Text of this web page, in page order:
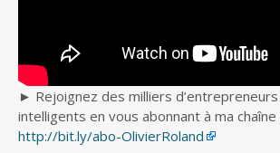
► Rejoignez des milliers
intelligents en vous abonnant à ma chaîne
http://bit.ly/abo-OlivierRoland